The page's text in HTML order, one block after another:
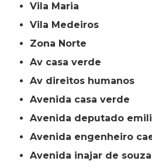
Vila Maria
Vila Medeiros
Zona Norte
av casa verde
av direitos humanos
avenida casa verde
avenida deputado
avenida engenheiro
avenida inajar de souza